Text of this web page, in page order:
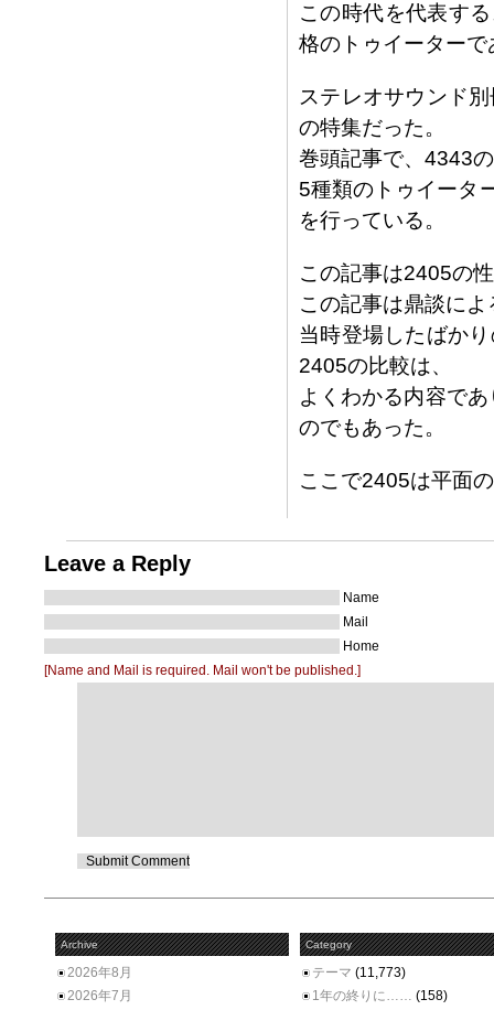
この時代を代表す
格のトゥイーターで
ステレオサウンド
の特集だった。
巻頭記事で、4343
5種類のトゥイータ
を行っている。
この記事は2405の
この記事は鼎談に
当時登場したばか
2405の比較は、
よくわかる内容で
のでもあった。
ここで2405は平面
Leave a Reply
Name
Mail
Home
[Name and Mail is required. Mail won't be published.]
Archive
2026年8月
2026年7月
Category
テーマ (11,773)
1年の終りに…… (158)